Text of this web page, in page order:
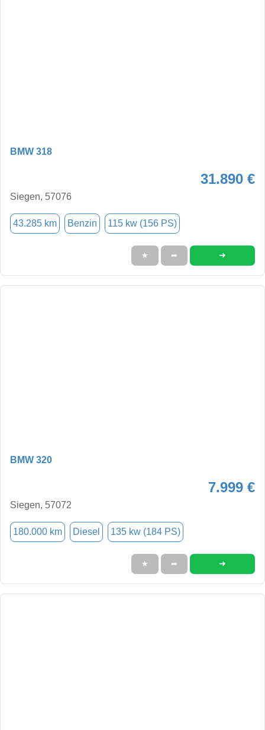
BMW 318
31.890 €
Siegen, 57076
43.285 km Benzin 115 kw (156 PS)
★ ➦ ➜
BMW 320
7.999 €
Siegen, 57072
180.000 km Diesel 135 kw (184 PS)
★ ➦ ➜